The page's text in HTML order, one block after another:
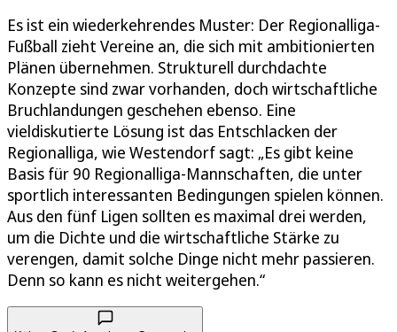
Es ist ein wiederkehrendes Muster: Der Regionalliga-
Fußball zieht Vereine an, die sich mit ambitionierten
Plänen übernehmen. Strukturell durchdachte
Konzepte sind zwar vorhanden, doch wirtschaftliche
Bruchlandungen geschehen ebenso. Eine
vieldiskutierte Lösung ist das Entschlacken der
Regionalliga, wie Westendorf sagt: „Es gibt keine
Basis für 90 Regionalliga-Mannschaften, die unter
sportlich interessanten Bedingungen spielen können.
Aus den fünf Ligen sollten es maximal drei werden,
um die Dichte und die wirtschaftliche Stärke zu
verengen, damit solche Dinge nicht mehr passieren.
Denn so kann es nicht weitergehen.“